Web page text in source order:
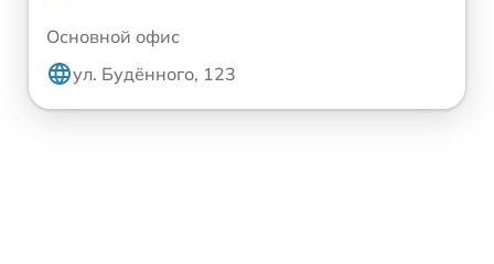
Основной офис
ул. Будённого, 123